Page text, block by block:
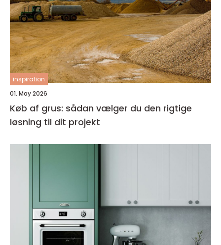
inspiration
01. May 2026
Køb af grus: sådan vælger du den rigtige
løsning til dit projekt